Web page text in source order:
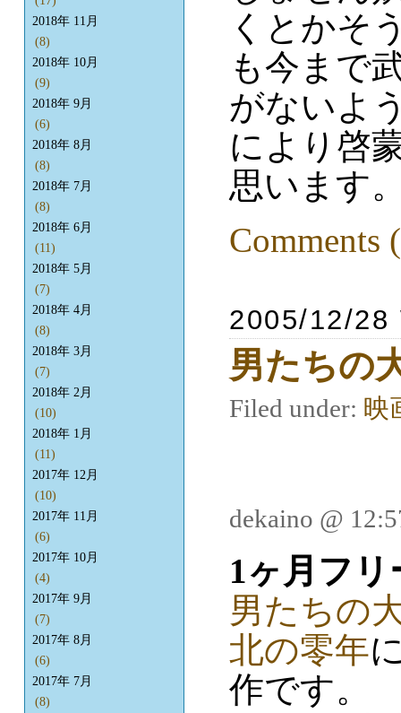
くとかそ
も今まで
がないよ
により啓
思います
Comments
2005/12/28
男たちの
Filed under: 映
dekaino @
1ヶ月フ
男たちの
北の零年
作です。
2018年 11月
(8)
2018年 10月
(9)
2018年 9月
(6)
2018年 8月
(8)
2018年 7月
(8)
2018年 6月
(11)
2018年 5月
(7)
2018年 4月
(8)
2018年 3月
(7)
2018年 2月
(10)
2018年 1月
(11)
2017年 12月
(10)
2017年 11月
(6)
2017年 10月
(4)
2017年 9月
(7)
2017年 8月
(6)
2017年 7月
(8)